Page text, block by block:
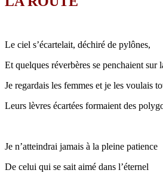
Le ciel s’écartelait, déchiré de pylônes,
Et quelques réverbères se penchaient sur
Je regardais les femmes et je les voulais
Leurs lèvres écartées formaient des
Je n’atteindrai jamais à la pleine patience
De celui qui se sait aimé dans l’éternel